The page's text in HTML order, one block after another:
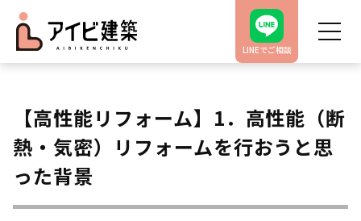
LINEでご相談
【高性能リフォーム】1．高性能（断
熱・気密）リフォームを行おうと思
った背景